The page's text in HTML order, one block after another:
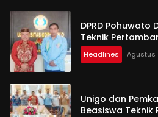
DPRD Pohuwato
Teknik
Headlines Agustus
Unigo dan
Beasiswa